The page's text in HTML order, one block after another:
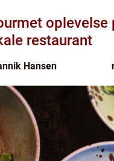
oplevelse
restaurant
Hansen